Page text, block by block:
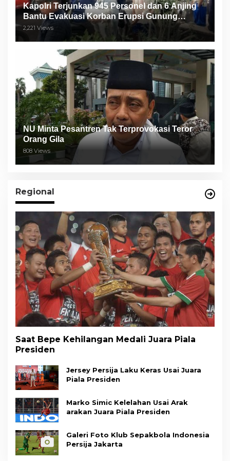
Kapolri Terjunkan 945 Personel dan 6 Anjing
Bantu Evakuasi Korban Erupsi Gunung
Semeru
2,221 Views
NU Minta Pesantren Tak Terprovokasi Teror
Orang Gila
808 Views
Regional
Saat Bepe Kehilangan Medali Juara Piala
Presiden
Jersey Persija Laku Keras Usai Juara
Piala Presiden
Marko Simic Kelelahan Usai Arak
arakan Juara Piala Presiden
Galeri Foto Klub Sepakbola Indonesia
Persija Jakarta